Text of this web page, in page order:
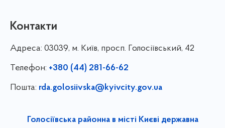
Контакти
Адреса: 03039, м. Київ, просп. Голосіївський, 42
Телефон: +380 (44) 281-66-62
Пошта: rda.golosiivska@kyivcity.gov.ua
Голосіївська районна в місті Києві державна